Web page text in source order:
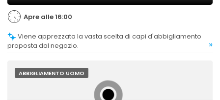
Apre alle 16:00
proposta dal negozio.
»
ABBIGLIAMENTO UOMO